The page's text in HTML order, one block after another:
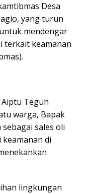
Desa
yang turun
mendengar
terkait keamanan
Teguh
warga, Bapak
sales oli
keamanan di
lingkungan